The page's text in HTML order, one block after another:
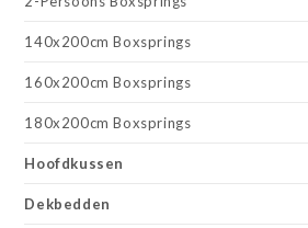
140x200cm Boxsprings
160x200cm Boxsprings
180x200cm Boxsprings
Hoofdkussen
Dekbedden